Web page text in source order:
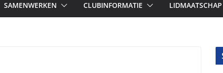
SAMENWERKEN CLUBINFORMATIE LIDMAATSCHAP